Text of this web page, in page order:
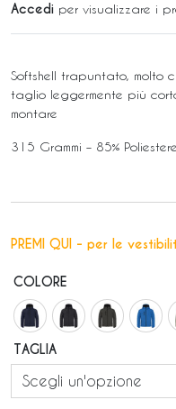
Accedi per visualizzare i
Softshell trapuntato, molto
taglio leggermente più
montare
315 Grammi – 85%
PREMI QUI - per le
COLORE
TAGLIA